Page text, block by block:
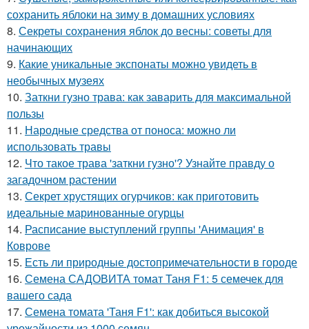
сохранить яблоки на зиму в домашних условиях
8. Секреты сохранения яблок до весны: советы для
начинающих
9. Какие уникальные экспонаты можно увидеть в
необычных музеях
10. Заткни гузно трава: как заварить для максимальной
пользы
11. Народные средства от поноса: можно ли
использовать травы
12. Что такое трава 'заткни гузно'? Узнайте правду о
загадочном растении
13. Секрет хрустящих огурчиков: как приготовить
идеальные маринованные огурцы
14. Расписание выступлений группы 'Анимация' в
Коврове
15. Есть ли природные достопримечательности в городе
16. Семена САДОВИТА томат Таня F1: 5 семечек для
вашего сада
17. Семена томата 'Таня F1': как добиться высокой